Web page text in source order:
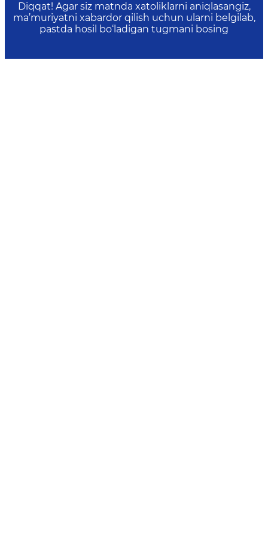
Diqqat! Agar siz matnda xatoliklarni aniqlasangiz,
ma’muriyatni xabardor qilish uchun ularni belgilab,
pastda hosil bo‘ladigan tugmani bosing